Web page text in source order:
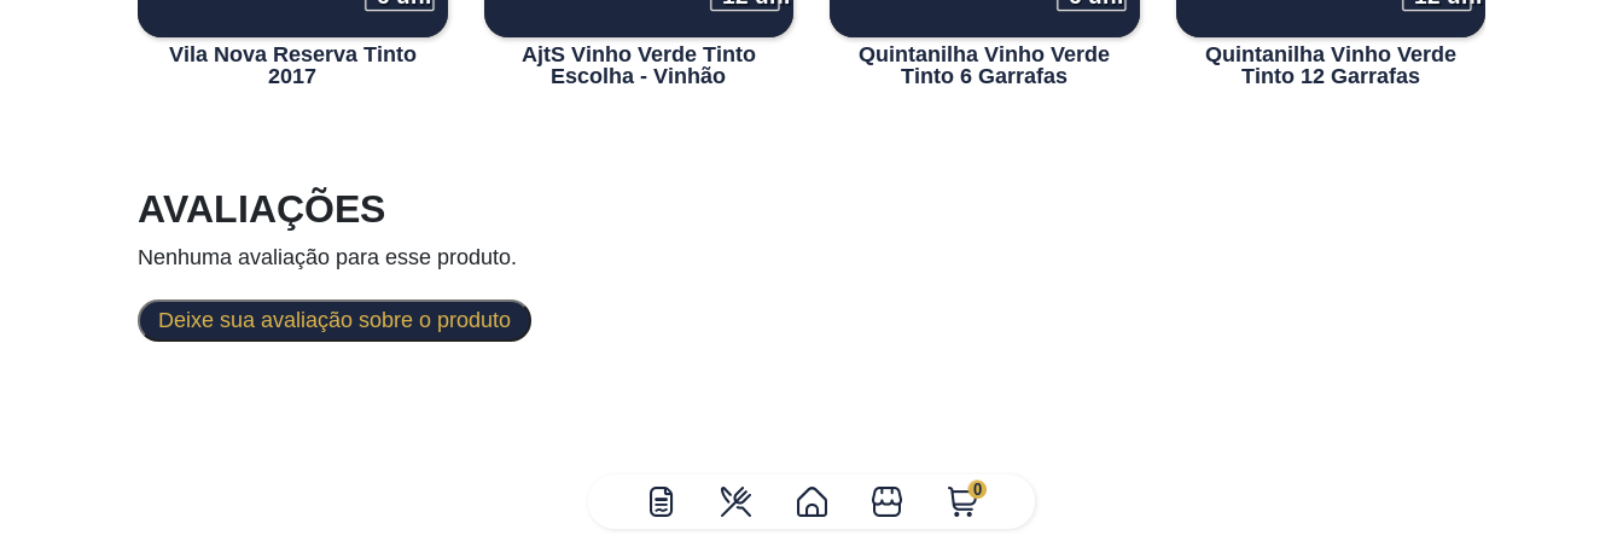
0
Vila Nova Reserva Tinto
2017
AjtS Vinho Verde Tinto
Escolha - Vinhão
Quintanilha Vinho Verde
Tinto 6 Garrafas
Quintanilha Vinho Verde
Tinto 12 Garrafas
AVALIAÇÕES
Nenhuma avaliação para esse produto.
Deixe sua avaliação sobre o produto